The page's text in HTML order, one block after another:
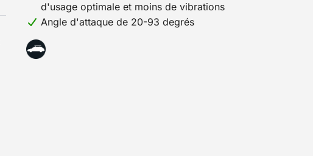
d'usage optimale et moins de vibrations
Angle d'attaque de 20-93 degrés